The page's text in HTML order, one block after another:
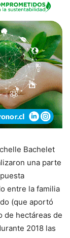
Bachelet
una parte
entre la familia
(que aportó
de hectáreas de
2018 las